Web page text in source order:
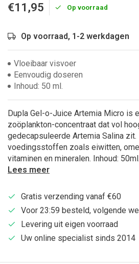
€11,95 Op voorraad
Op voorraad, 1-2 werkdagen
Vloeibaar visvoer
Eenvoudig doseren
Inhoud: 50 ml.
Dupla Gel-o-Juice Artemia Micro is
zoöplankton-concentraat dat vol
gedecapsuleerde Artemia Salina
voedingsstoffen zoals eiwitten,
vitaminen en mineralen. Inhoud: 50ml.
Lees meer
Gratis verzending vanaf €60
Voor 23:59 besteld, volgende
Levering uit eigen voorraad
Uw online specialist sinds 2014